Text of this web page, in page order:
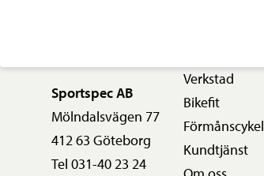
Sportspec AB
Mölndalsvägen 77
412 63 Göteborg
Tel 031-40 23 24
Verkstad
Bikefit
Förmånscykel
Kundtjänst